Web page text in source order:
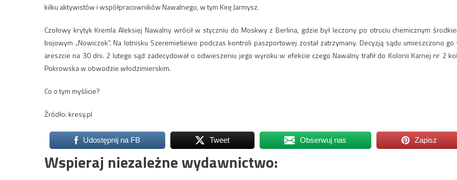
kilku aktywistów i współpracowników Nawalnego, w tym Kirę Jarmysz.
Czołowy krytyk Kremla Aleksiej Nawalny wrócił w styczniu do Moskwy z Berlina, gdzie był leczony po otruciu chemicznym
bojowym „Nowiczok”. Na lotnisku Szeremietiewo podczas kontroli paszportowej został zatrzymany. Decyzją sądu umieszczono go
areszcie na 30 dni. 2 lutego sąd zadecydował o odwieszeniu jego wyroku w efekcie czego Nawalny trafił do Kolonii Karnej nr 2
Pokrowska w obwodzie włodzimierskim.
Co o tym myślicie?
Źródło: kresy.pl
Udostępnij na FB Tweet Obserwuj nas Zapisz
Wspieraj niezależne wydawnictwo: